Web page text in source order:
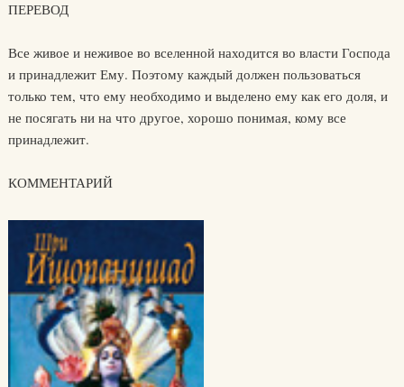
ПЕРЕВОД
Все живое и неживое во вселенной находится во власти Господа
и принадлежит Ему. Поэтому каждый должен пользоваться
только тем, что ему необходимо и выделено ему как его доля, и
не посягать ни на что другое, хорошо понимая, кому все
принадлежит.
КОММЕНТАРИЙ